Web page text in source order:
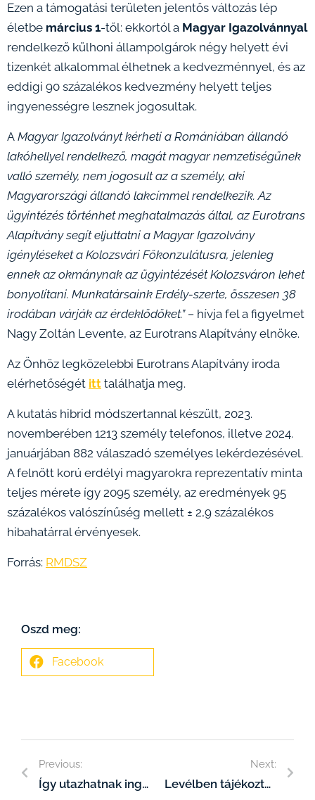
Ezen a támogatási területen jelentős változás lép
életbe március 1-től: ekkortól a Magyar Igazolvánnyal
rendelkező külhoni állampolgárok négy helyett évi
tizenkét alkalommal élhetnek a kedvezménnyel, és az
eddigi 90 százalékos kedvezmény helyett teljes
ingyenességre lesznek jogosultak.
A Magyar Igazolványtkérheti a Romániában állandó
lakóhellyel rendelkező, magát magyar nemzetiségűnek
valló személy, nem jogosult az a személy, aki
Magyarországi állandó lakcímmel rendelkezik. Az
ügyintézés történhet meghatalmazás által, az Eurotrans
Alapítvány segít eljuttatni a Magyar Igazolvány
igényléseket a Kolozsvári Főkonzulátusra, jelenleg
ennek az okmánynak az ügyintézését Kolozsváron lehet
bonyolítani. Munkatársaink Erdély-szerte, összesen 38
irodában várják az érdeklődőket.” – hívja fel a figyelmet
Nagy Zoltán Levente, az Eurotrans Alapítvány elnöke.
Az Önhöz legközelebbi Eurotrans Alapítvány iroda
elérhetőségét itt találhatja meg.
A kutatás hibrid módszertannal készült, 2023.
novemberében 1213 személy telefonos, illetve 2024.
januárjában 882 válaszadó személyes lekérdezésével.
A felnőtt korú erdélyi magyarokra reprezentatív minta
teljes mérete így 2095 személy, az eredmények 95
százalékos valószínűség mellett ± 2,9 százalékos
hibahatárral érvényesek.
Forrás: RMDSZ
Oszd meg:
Facebook
Previous:
Így utazhatnak ingyen Magyarországon a határon túli magyarok
Next:
Levélben tájékoztatja a külhoni választókat a Nemzeti Választási Iroda